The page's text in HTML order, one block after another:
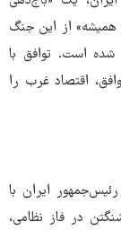
همیشه» از این جنگ
است. توافق با
اقتصاد غرب را
ایران با
در فاز نظامی،